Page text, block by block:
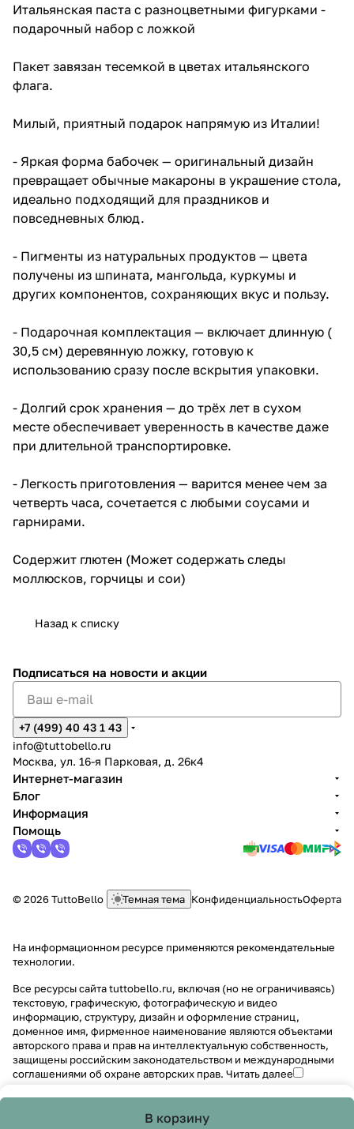
в украшение стола, идеально
подходящий для праздников и
- Пигменты из натуральных
продуктов — цвета получены из
Итальянская паста с разноцветными фигурками -
подарочный набор с ложкой
Пакет завязан тесемкой в цветах итальянского
флага.
Милый, приятный подарок напрямую из Италии!
- Яркая форма бабочек — оригинальный дизайн
превращает обычные макароны в украшение стола,
идеально подходящий для праздников и
повседневных блюд.
- Пигменты из натуральных продуктов — цвета
получены из шпината, мангольда, куркумы и
других компонентов, сохраняющих вкус и пользу.
- Подарочная комплектация — включает длинную (
30,5 см) деревянную ложку, готовую к
использованию сразу после вскрытия упаковки.
- Долгий срок хранения — до трёх лет в сухом
месте обеспечивает уверенность в качестве даже
при длительной транспортировке.
- Легкость приготовления — варится менее чем за
четверть часа, сочетается с любыми соусами и
гарнирами.
Содержит глютен (Может содержать следы
моллюсков, горчицы и сои)
Назад к списку
В корзину
Подписаться на новости и акции
+7 (499) 40 43 1 43
info@tuttobello.ru
Москва, ул. 16-я Парковая, д. 26к4
Интернет-магазин
Блог
Информация
Помощь
© 2026 TuttoBello Темная тема КонфиденциальностьОферта
На информационном ресурсе применяются рекомендательные
технологии.
Все ресурсы сайта tuttobello.ru, включая (но не ограничиваясь)
текстовую, графическую, фотографическую и видео
информацию, структуру, дизайн и оформление страниц,
доменное имя, фирменное наименование являются объектами
авторского права и прав на интеллектуальную собственность,
защищены российским законодательством и международными
соглашениями об охране авторских прав. Читать далее